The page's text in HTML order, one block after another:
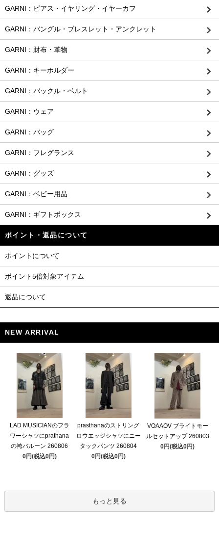
GARNI：ピアス・イヤリング・イヤーカフ
GARNI：バングル・ブレスレット・アンクレット
GARNI：財布・革物
GARNI：キーホルダー
GARNI：バックル・ベルト
GARNI：ウェア
GARNI：バッグ
GARNI：フレグランス
GARNI：グッズ
GARNI：ベビー用品
GARNI：ギフトボックス
ポイント・返品について
ポイントについて
ポイント5倍対象アイテム
返品について
NEW ARRIVAL
LAD MUSICIANのフラ
ワーシャツにprathana
の袴バルーン 260806
0円(税込0円)
prasthanaのストリング
ロウエッジシャツにニー
タックパンツ 260804
0円(税込0円)
VOAAOV ブライトモー
ルセットアップ 260803
0円(税込0円)
もっと見る